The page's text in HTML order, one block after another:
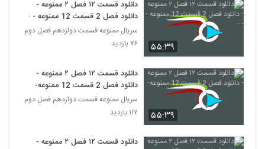
۵۵:۳۹
دانلود قسمت ۱۲ فصل ۲ ممنوعه -
دانلود فصل 2 قسمت 12 ممنوعه - - -
سریال ممنوعه قسمت دوازدهم فصل دوم
۷۶ بازدید
۵۵:۳۹
دانلود قسمت ۱۲ فصل ۲ ممنوعه -
دانلود فصل 2 قسمت 12 ممنوعه-
سریال ممنوعه قسمت دوازدهم فصل دوم
۱۱۷ بازدید
دانلود قسمت ۱۲ فصل ۲ ممنوعه -